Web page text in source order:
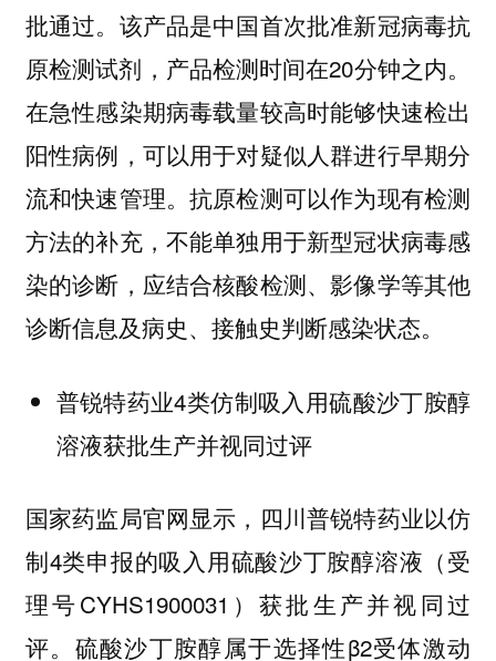
批通过。该产品是中国首次批准新冠病毒抗
原检测试剂，产品检测时间在20分钟之内。
在急性感染期病毒载量较高时能够快速检出
阳性病例，可以用于对疑似人群进行早期分
流和快速管理。抗原检测可以作为现有检测
方法的补充，不能单独用于新型冠状病毒感
染的诊断，应结合核酸检测、影像学等其他
诊断信息及病史、接触史判断感染状态。
普锐特药业4类仿制吸入用硫酸沙丁胺醇
溶液获批生产并视同过评
国家药监局官网显示，四川普锐特药业以仿
制4类申报的吸入用硫酸沙丁胺醇溶液（受
理号CYHS1900031）获批生产并视同过
评。硫酸沙丁胺醇属于选择性β2受体激动